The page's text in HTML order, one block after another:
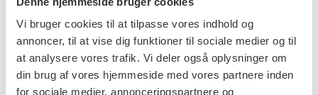
Vi bruger cookies til at tilpasse vores indhold og
annoncer, til at vise dig funktioner til sociale medier og til
at analysere vores trafik. Vi deler også oplysninger om
din brug af vores hjemmeside med vores partnere inden
for sociale medier, annonceringspartnere og
for naturen og dyrevelfærden,”
siger Pia Olsen Dyhr.
Regeringsgrundlaget indeholder også